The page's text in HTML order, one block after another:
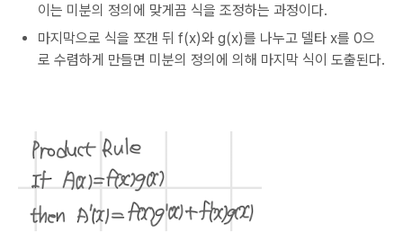
이는 미분의 정의에 맞게끔 식을 조정하는 과정이다.
마지막으로 식을 쪼갠 뒤 f(x)와 g(x)를 나누고 델타 x를 0으
로 수렴하게 만들면 미분의 정의에 의해 마지막 식이 도출된다.